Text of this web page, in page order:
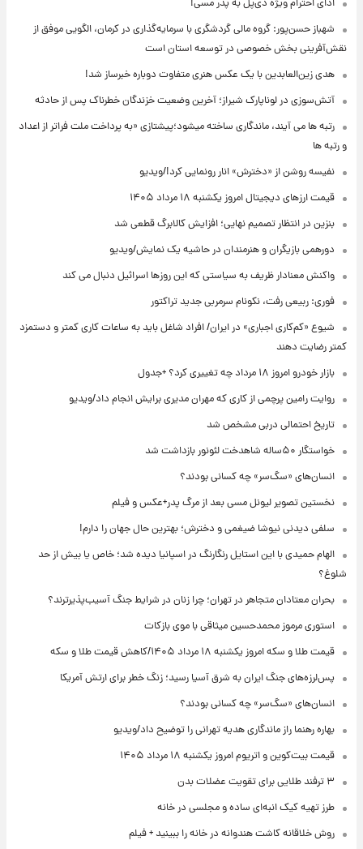
ادای احترام ویژه دی‌پل به پدر مسی!
شهباز حسن‌پور: گروه مالی گردشگری با سرمایه‌گذاری در کرمان، الگویی موفق از
نقش‌آفرینی بخش خصوصی در توسعه استان است
هدی زین‌العابدین با یک عکس هنری متفاوت دوباره خبرساز شد!
آتش‌سوزی در لوناپارک شیراز؛ آخرین وضعیت خزندگان خطرناک پس از حادثه
رتبه ها می آیند، ماندگاری ساخته میشود؛پیشتازی «به پرداخت ملت فراتر از اعداد
و رتبه ها
نفیسه روشن از «دخترش» انار رونمایی کرد!/ویدیو
قیمت ارزهای دیجیتال امروز یکشنبه ۱۸ مرداد ۱۴۰۵
بنزین در انتظار تصمیم نهایی؛ افزایش کالابرگ قطعی شد
دورهمی بازیگران و هنرمندان در حاشیه یک نمایش/ویدیو
واکنش معنادار ظریف به سیاستی که این روزها اسرائیل دنبال می کند
فوری: ربیعی رفت، نکونام سرمربی جدید تراکتور
شیوع «کم‌کاری اجباری» در ایران/ افراد شاغل باید به ساعات کاری کمتر و دستمزد
کمتر رضایت دهند
بازار خودرو امروز ۱۸ مرداد چه تغییری کرد؟ +جدول
روایت رامین پرچمی از کاری که مهران مدیری برایش انجام داد/ویدیو
تاریخ احتمالی دربی مشخص شد
خواستگار ۵۰ساله شاهدخت لئونور بازداشت شد
انسان‌های «سگ‌سر» چه کسانی بودند؟
نخستین تصویر لیونل مسی بعد از مرگ پدر+عکس و فیلم
سلفی دیدنی نیوشا ضیغمی و دخترش؛ بهترین حال جهان را دارم!
الهام حمیدی با این استایل رنگارنگ در اسپانیا دیده شد؛ خاص یا بیش از حد
شلوغ؟
بحران معتادان متجاهر در تهران؛ چرا زنان در شرایط جنگ آسیب‌پذیرترند؟
استوری مرموز محمدحسین میثاقی با موی بازکات
قیمت طلا و سکه امروز یکشنبه ۱۸ مرداد ۱۴۰۵/کاهش قیمت طلا و سکه
پس‌لرزه‌های جنگ ایران به شرق آسیا رسید؛ زنگ خطر برای ارتش آمریکا
انسان‌های «سگ‌سر» چه کسانی بودند؟
بهاره رهنما راز ماندگاری هدیه تهرانی را توضیح داد/ویدیو
قیمت بیت‌کوین و اتریوم امروز یکشنبه ۱۸ مرداد ۱۴۰۵
۳ ترفند طلایی برای تقویت عضلات بدن
طرز تهیه کیک انبه‌ای ساده و مجلسی در خانه
روش خلاقانه کاشت هندوانه در خانه را ببینید + فیلم